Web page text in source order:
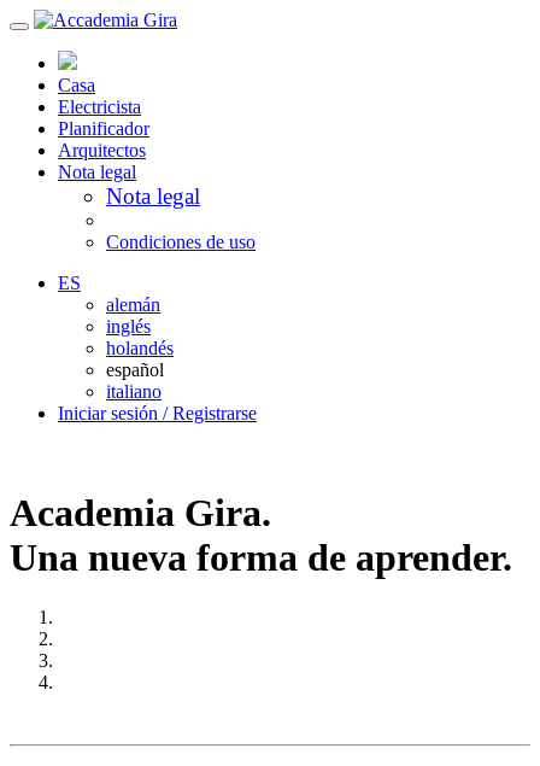
Casa
Electricista
Planificador
Arquitectos
Nota legal
Nota legal
Condiciones de uso
ES
alemán
inglés
holandés
español
italiano
Iniciar sesión / Registrarse
Academia Gira.
Una nueva forma de aprender.